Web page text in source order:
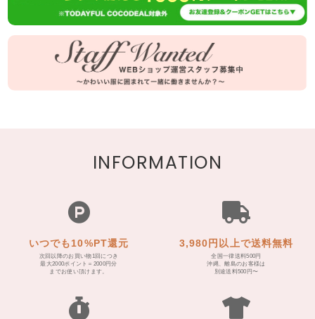
INFORMATION
いつでも10%PT還元
次回以降のお買い物1回につき
最大2000ポイント＝2000円分
までお使い頂けます。
3,980円以上で送料無料
全国一律送料500円
沖縄、離島のお客様は
別途送料500円〜